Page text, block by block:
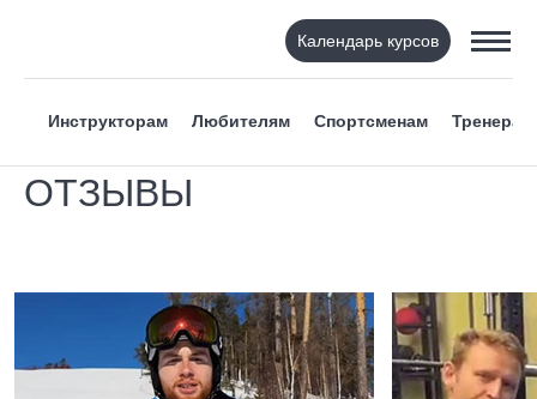
Календарь курсов
Инструкторам Любителям Спортсменам Тренерам
ОТЗЫВЫ